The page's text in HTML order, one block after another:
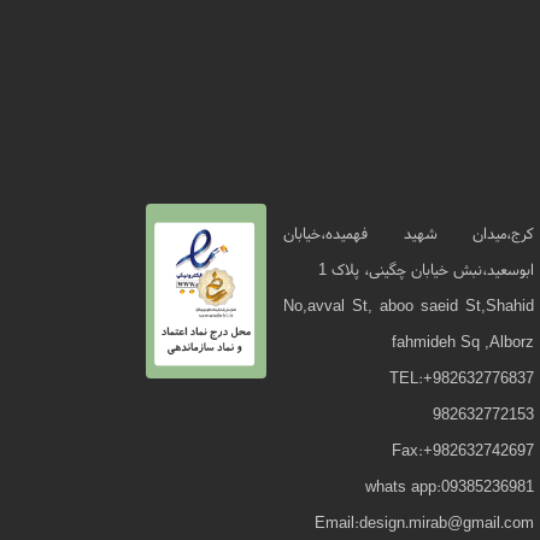
کرج،میدان شهید فهمیده،خیابان
ابوسعید،نبش خیابان چگینی، پلاک 1
No,avval St, aboo saeid St,Shahid
fahmideh Sq ,Alborz
TEL:+982632776837
982632772153
Fax:+982632742697
whats app:09385236981
Email:design.mirab@gmail.com